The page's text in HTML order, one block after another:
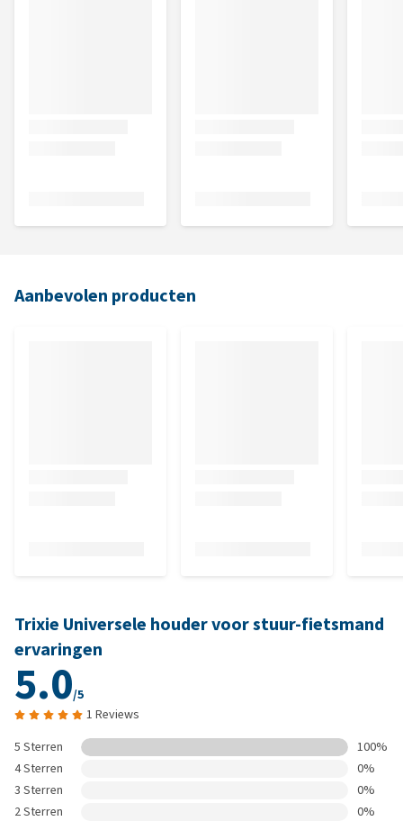
Aanbevolen producten
Trixie Universele houder voor stuur-fietsmand
ervaringen
5.0/5
1 Reviews
5 Sterren
100%
4 Sterren
0%
3 Sterren
0%
2 Sterren
0%